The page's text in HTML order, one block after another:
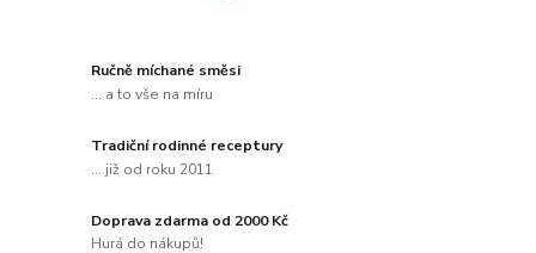
Ručně míchané směsi
... a to vše na míru
Tradiční rodinné receptury
... již od roku 2011
Doprava zdarma od 2000 Kč
Hurá do nákupů!